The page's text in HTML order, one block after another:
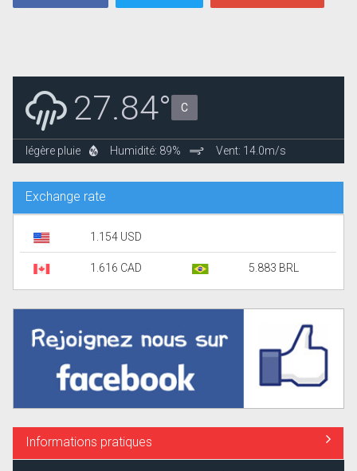
27.84° C
légère pluie Humidité: 89% Vent: 14.0m/s
Exchange rate
1.154 USD
1.616 CAD 5.883 BRL
Informations pratiques